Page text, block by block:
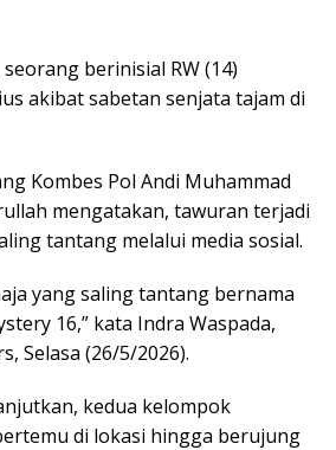
berinisial RW (14)
akibat sabetan senjata tajam di
Kombes Pol Andi Muhammad
mengatakan, tawuran terjadi
tantang melalui media sosial.
yang saling tantang bernama
16,” kata Indra Waspada,
Selasa (26/5/2026).
kedua kelompok
di lokasi hingga berujung